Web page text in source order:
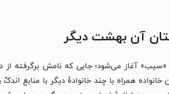
آن بهشت دیگر
«سیب» آغاز می‌شود؛ جایی که نامش برگرفته
همراه با چند خانوادهٔ دیگر با منابع